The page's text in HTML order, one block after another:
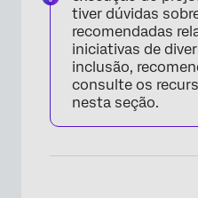
tiver dúvidas
recomendadas
iniciativas de
inclusão,
consulte os
nesta seção.